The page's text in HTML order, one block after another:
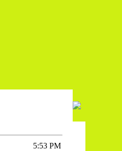
5:53 PM